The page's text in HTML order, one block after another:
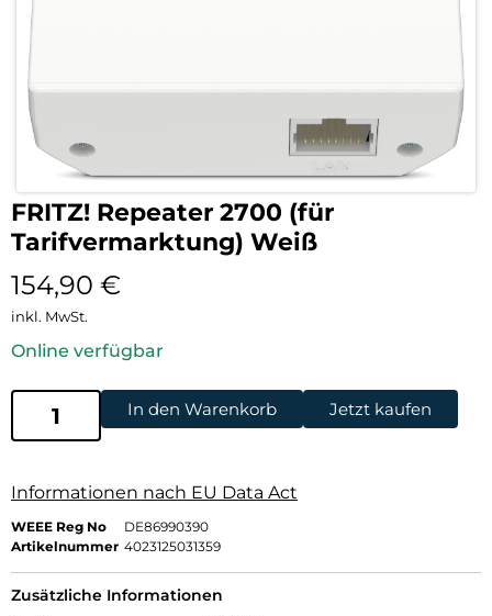
FRITZ! Repeater 2700 (für
Tarifvermarktung) Weiß
154,90 €
inkl. MwSt.
Online verfügbar
In den Warenkorb Jetzt kaufen
Informationen nach EU Data Act
WEEE Reg No
DE86990390
Artikelnummer 4023125031359
Zusätzliche Informationen